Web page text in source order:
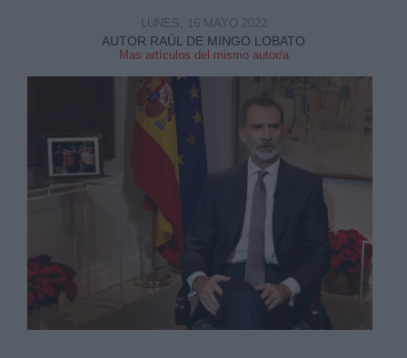
AUTOR RAÚL DE MINGO LOBATO
Mas artículos del mismo autor/a
LUNES, 16 MAYO 2022
link
Información adicional
link